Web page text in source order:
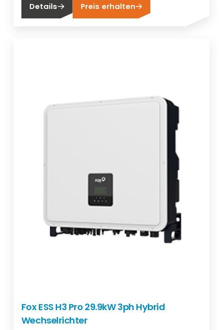
Details Preis erhalten
Fox ESS H3 Pro 29.9kW 3ph Hybrid
Wechselrichter